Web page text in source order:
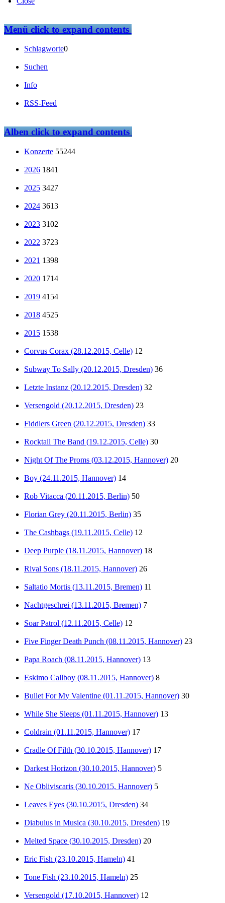
Menüclick to expand contents
Schlagworte0
Suchen
Info
RSS-Feed
Albenclick to expand contents
Konzerte 55244
2026 1841
2025 3427
2024 3613
2023 3102
2022 3723
2021 1398
2020 1714
2019 4154
2018 4525
2015 1538
Corvus Corax (28.12.2015, Celle) 12
Subway To Sally (20.12.2015, Dresden) 36
Letzte Instanz (20.12.2015, Dresden) 32
Versengold (20.12.2015, Dresden) 23
Fiddlers Green (20.12.2015, Dresden) 33
Rocktail The Band (19.12.2015, Celle) 30
Night Of The Proms (03.12.2015, Hannover) 20
Boy (24.11.2015, Hannover) 14
Rob Vitacca (20.11.2015, Berlin) 50
Florian Grey (20.11.2015, Berlin) 35
The Cashbags (19.11.2015, Celle) 12
Deep Purple (18.11.2015, Hannover) 18
Rival Sons (18.11.2015, Hannover) 26
Saltatio Mortis (13.11.2015, Bremen) 11
Nachtgeschrei (13.11.2015, Bremen) 7
Soar Patrol (12.11.2015, Celle) 12
Five Finger Death Punch (08.11.2015, Hannover) 23
Papa Roach (08.11.2015, Hannover) 13
Eskimo Callboy (08.11.2015, Hannover) 8
Bullet For My Valentine (01.11.2015, Hannover) 30
While She Sleeps (01.11.2015, Hannover) 13
Coldrain (01.11.2015, Hannover) 17
Cradle Of Filth (30.10.2015, Hannover) 17
Darkest Horizon (30.10.2015, Hannover) 5
Ne Obliviscaris (30.10.2015, Hannover) 5
Leaves Eyes (30.10.2015, Dresden) 34
Diabulus in Musica (30.10.2015, Dresden) 19
Melted Space (30.10.2015, Dresden) 20
Eric Fish (23.10.2015, Hameln) 41
Tone Fish (23.10.2015, Hameln) 25
Versengold (17.10.2015, Hannover) 12